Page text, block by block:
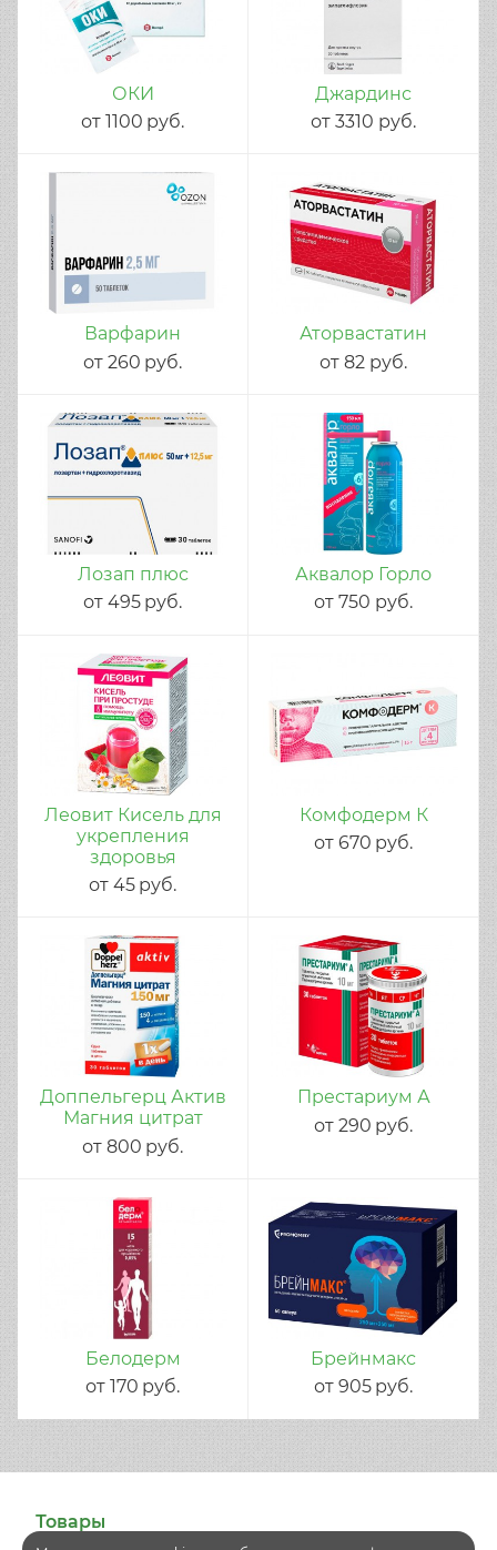
ОКИ
от 1100 руб.
Джардинс
от3310 руб.
Варфарин
от 260 руб.
Аторвастатин
от82 руб.
Лозап плюс
от 495 руб.
Аквалор Горло
от750 руб.
Леовит Кисель для
укрепления
здоровья
от 45 руб.
Комфодерм К
от 670 руб.
Доппельгерц Актив
Магния цитрат
от 800 руб.
Престариум А
от 290 руб.
Белодерм
от 170 руб.
Брейнмакс
от 905 руб.
Товары